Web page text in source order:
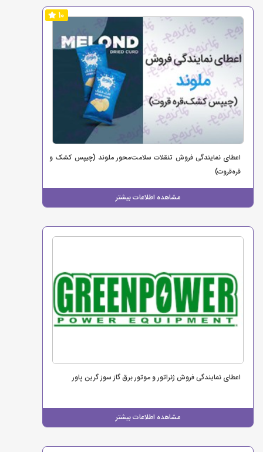
10
اعطای نمایندگی فروش تنقلات سلامت‌محور ملوند (چیپس کشک و
قره‌قروت)
مشاهده اطلاعات بیشتر
اعطای نمایندگی فروش ژنراتور و موتور برق گاز سوز گرین پاور
مشاهده اطلاعات بیشتر